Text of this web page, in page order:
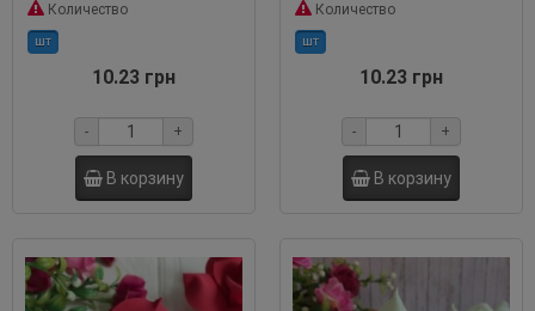
Количество
шт
10.23 грн
- +
В корзину
Количество
шт
10.23 грн
- +
В корзину